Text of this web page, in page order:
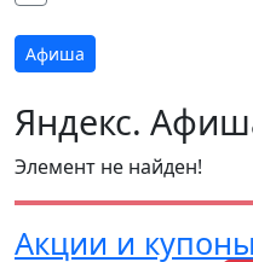
Афиша
Яндекс.
Элемент не найден!
Акции и купоны